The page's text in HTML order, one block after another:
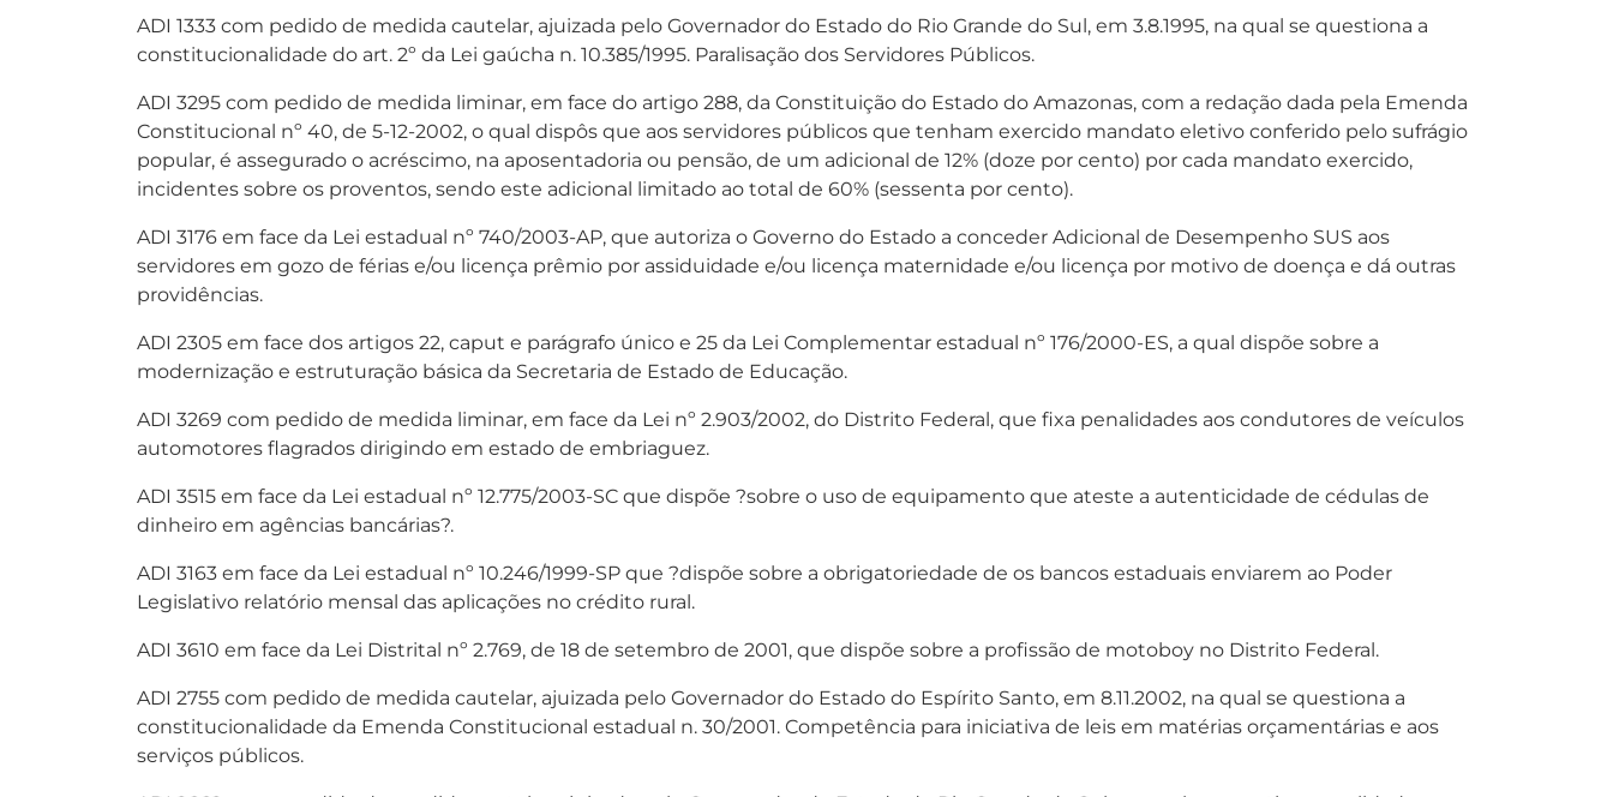
ADI 1333 com pedido de medida cautelar, ajuizada pelo Governador do Estado do Rio Grande do Sul, em 3.8.1995, na qual se questiona a
constitucionalidade do art. 2º da Lei gaúcha n. 10.385/1995. Paralisação dos Servidores Públicos.
ADI 3295 com pedido de medida liminar, em face do artigo 288, da Constituição do Estado do Amazonas, com a redação dada pela Emenda
Constitucional nº 40, de 5-12-2002, o qual dispôs que aos servidores públicos que tenham exercido mandato eletivo conferido pelo sufrágio
popular, é assegurado o acréscimo, na aposentadoria ou pensão, de um adicional de 12% (doze por cento) por cada mandato exercido,
incidentes sobre os proventos, sendo este adicional limitado ao total de 60% (sessenta por cento).
ADI 3176 em face da Lei estadual nº 740/2003-AP, que autoriza o Governo do Estado a conceder Adicional de Desempenho SUS aos
servidores em gozo de férias e/ou licença prêmio por assiduidade e/ou licença maternidade e/ou licença por motivo de doença e dá outras
providências.
ADI 2305 em face dos artigos 22, caput e parágrafo único e 25 da Lei Complementar estadual nº 176/2000-ES, a qual dispõe sobre a
modernização e estruturação básica da Secretaria de Estado de Educação.
ADI 3269 com pedido de medida liminar, em face da Lei nº 2.903/2002, do Distrito Federal, que fixa penalidades aos condutores de veículos
automotores flagrados dirigindo em estado de embriaguez.
ADI 3515 em face da Lei estadual nº 12.775/2003-SC que dispõe ?sobre o uso de equipamento que ateste a autenticidade de cédulas de
dinheiro em agências bancárias?.
ADI 3163 em face da Lei estadual nº 10.246/1999-SP que ?dispõe sobre a obrigatoriedade de os bancos estaduais enviarem ao Poder
Legislativo relatório mensal das aplicações no crédito rural.
ADI 3610 em face da Lei Distrital nº 2.769, de 18 de setembro de 2001, que dispõe sobre a profissão de motoboy no Distrito Federal.
ADI 2755 com pedido de medida cautelar, ajuizada pelo Governador do Estado do Espírito Santo, em 8.11.2002, na qual se questiona a
constitucionalidade da Emenda Constitucional estadual n. 30/2001. Competência para iniciativa de leis em matérias orçamentárias e aos
serviços públicos.